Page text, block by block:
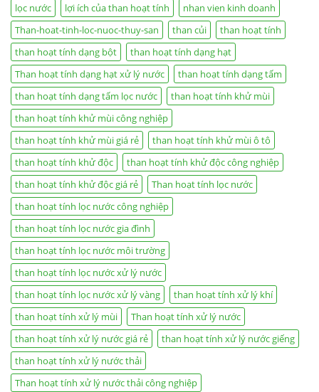
lọc nước
lợi ích của than hoạt tính
nhan vien kinh doanh
Than-hoat-tinh-loc-nuoc-thuy-san
than củi
than hoạt tính
than hoạt tính dạng bột
than hoạt tính dạng hạt
Than hoạt tính dạng hạt xử lý nước
than hoạt tính dạng tấm
than hoạt tính dạng tấm lọc nước
than hoạt tính khử mùi
than hoạt tính khử mùi công nghiệp
than hoạt tính khử mùi giá rẻ
than hoạt tính khử mùi ô tô
than hoạt tính khử độc
than hoạt tính khử độc công nghiệp
than hoạt tính khử độc giá rẻ
Than hoạt tính lọc nước
than hoạt tính lọc nước công nghiệp
than hoạt tính lọc nước gia đình
than hoạt tính lọc nước môi trường
than hoạt tính lọc nước xử lý nước
than hoạt tính lọc nước xử lý vàng
than hoạt tính xử lý khí
than hoạt tính xử lý mùi
Than hoạt tính xử lý nước
than hoạt tính xử lý nước giá rẻ
than hoạt tính xử lý nước giếng
than hoạt tính xử lý nước thải
Than hoạt tính xử lý nước thải công nghiệp